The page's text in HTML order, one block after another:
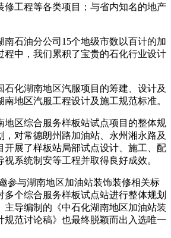
修工程等各类项目；与省内知名的地产
石油分公司15个地级市数以百计的加
程中，我们累积了宝贵的石化行业设计
化湖南地区汽服项目的筹建、设计及
地区汽服工程设计及施工规范标准。
区综合服务样板站试点项目的整体规
，对常德朗州路加油站、永州湘永路及
开展了样板站局部试点设计、施工、配
系统制安等工程并取得良好成效。
与湖南地区加油站装饰装修相关标
多个综合服务样板试点站进行整体规划
主导编制的《中石化湖南地区加油站装
规范讨论稿》也最终脱颖而出入选唯一